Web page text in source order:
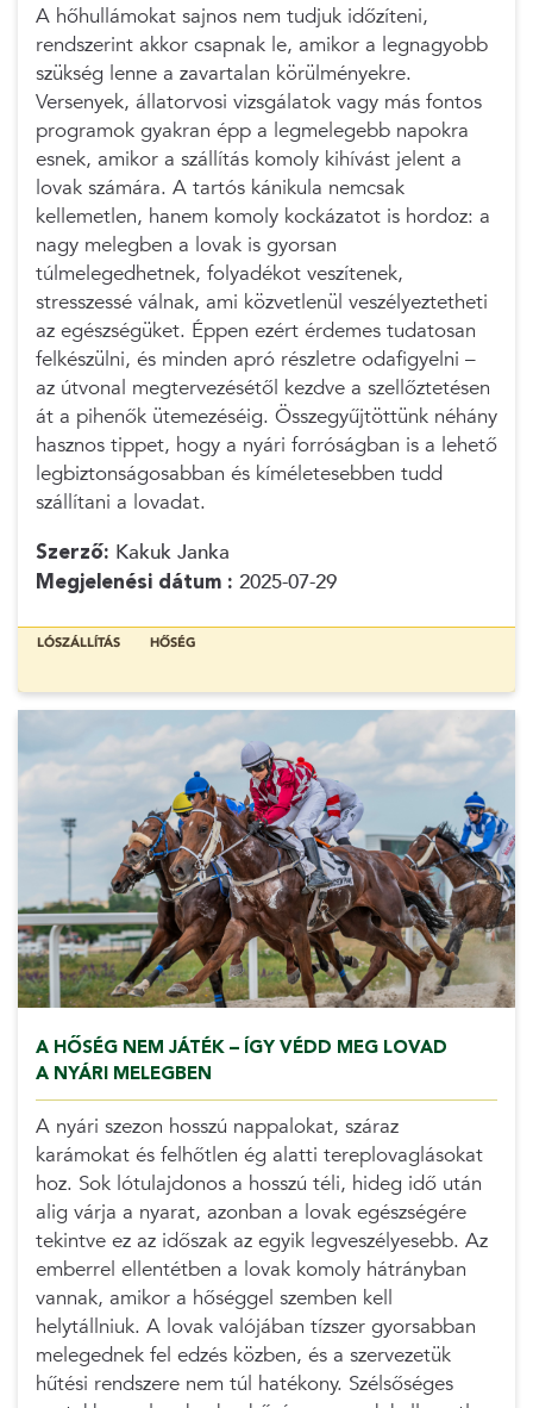
A hőhullámokat sajnos nem tudjuk időzíteni,
rendszerint akkor csapnak le, amikor a legnagyobb
szükség lenne a zavartalan körülményekre.
Versenyek, állatorvosi vizsgálatok vagy más fontos
programok gyakran épp a legmelegebb napokra
esnek, amikor a szállítás komoly kihívást jelent a
lovak számára. A tartós kánikula nemcsak
kellemetlen, hanem komoly kockázatot is hordoz: a
nagy melegben a lovak is gyorsan
túlmelegedhetnek, folyadékot veszítenek,
stresszessé válnak, ami közvetlenül veszélyeztetheti
az egészségüket. Éppen ezért érdemes tudatosan
felkészülni, és minden apró részletre odafigyelni –
az útvonal megtervezésétől kezdve a szellőztetésen
át a pihenők ütemezéséig. Összegyűjtöttünk néhány
hasznos tippet, hogy a nyári forróságban is a lehető
legbiztonságosabban és kíméletesebben tudd
szállítani a lovadat.
Szerző: Kakuk Janka
Megjelenési dátum : 2025-07-29
LÓSZÁLLÍTÁS HŐSÉG
A HŐSÉG NEM JÁTÉK – ÍGY VÉDD MEG LOVAD
A NYÁRI MELEGBEN
A nyári szezon hosszú nappalokat, száraz
karámokat és felhőtlen ég alatti tereplovaglásokat
hoz. Sok lótulajdonos a hosszú téli, hideg idő után
alig várja a nyarat, azonban a lovak egészségére
tekintve ez az időszak az egyik legveszélyesebb. Az
emberrel ellentétben a lovak komoly hátrányban
vannak, amikor a hőséggel szemben kell
helytállniuk. A lovak valójában tízszer gyorsabban
melegednek fel edzés közben, és a szervezetük
hűtési rendszere nem túl hatékony. Szélsőséges